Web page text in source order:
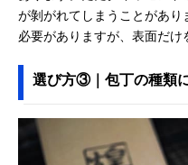
が剝がれてしまうことがあ
必要がありますが、表面だけ
選び方③｜包丁の種類